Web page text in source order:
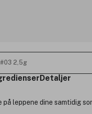
2,5g
Detaljer
på leppene dine samtidig